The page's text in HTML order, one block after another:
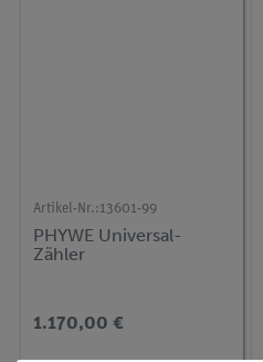
Artikel-Nr.:13601-99
PHYWE Universal-
Zähler
1.170,00 €